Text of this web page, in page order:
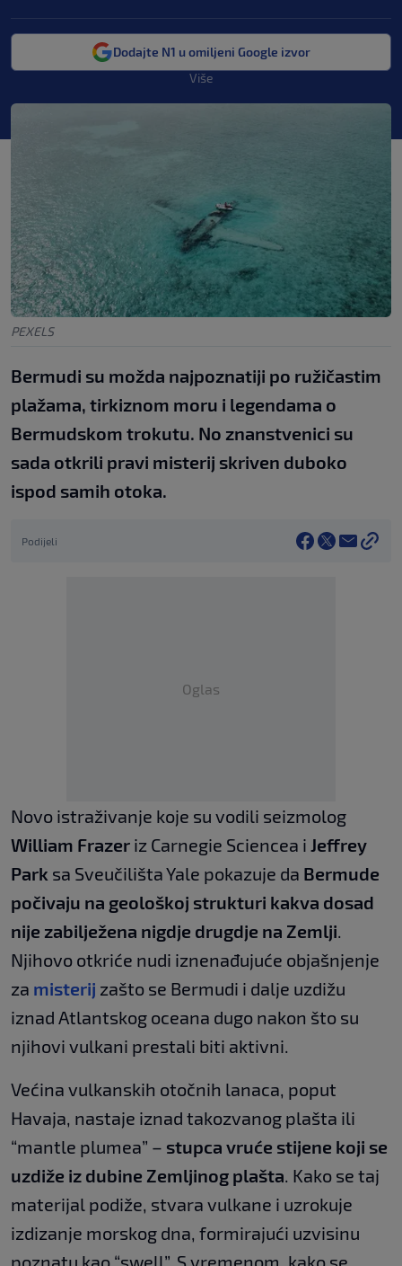
Dodajte N1 u omiljeni Google izvor
Više
PEXELS
Bermudi su možda najpoznatiji po ružičastim
plažama, tirkiznom moru i legendama o
Bermudskom trokutu. No znanstvenici su
sada otkrili pravi misterij skriven duboko
ispod samih otoka.
Podijeli
Oglas
Novo istraživanje koje su vodili seizmolog
William Frazer iz Carnegie Sciencea i Jeffrey
Park sa Sveučilišta Yale pokazuje da Bermude
počivaju na geološkoj strukturi kakva dosad
nije zabilježena nigdje drugdje na Zemlji.
Njihovo otkriće nudi iznenađujuće objašnjenje
za misterij zašto se Bermudi i dalje uzdižu
iznad Atlantskog oceana dugo nakon što su
njihovi vulkani prestali biti aktivni.
Većina vulkanskih otočnih lanaca, poput
Havaja, nastaje iznad takozvanog plašta ili
“mantle plumea” – stupca vruće stijene koji se
uzdiže iz dubine Zemljinog plašta. Kako se taj
materijal podiže, stvara vulkane i uzrokuje
izdizanje morskog dna, formirajući uzvisinu